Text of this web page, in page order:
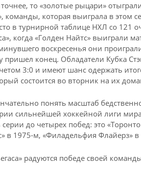
то «золотые рыцари»
команды, которая выиграла в этом
в турнирной таблице НХЛ со 121
когда «Голден Найтс» выиграли
воскресенья они
пришел конец. Обладатели Кубка
3:0 и имеют шанс одержать
состоится во вторник на их
понять масштаб
сильнейшей хоккейной лиги
серии до четырех побед: это
в 1975-м, «Филадельфия Флайерз»
радуются победе своей